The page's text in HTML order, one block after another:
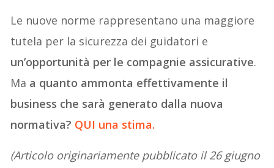
Le nuove norme rappresentano una maggiore
tutela per la sicurezza dei guidatori e
un’opportunità per le compagnie assicurative.
Ma a quanto ammonta effettivamente il
business che sarà generato dalla nuova
normativa? QUI una stima.
(Articolo originariamente pubblicato il 26 giugno